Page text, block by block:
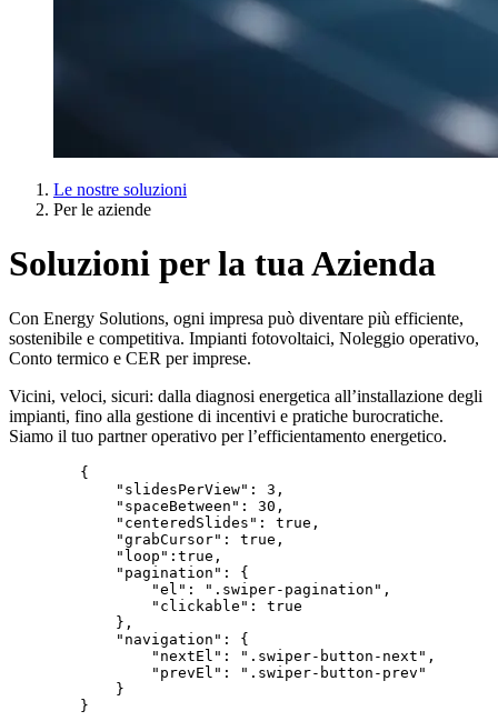
Le nostre soluzioni
Per le aziende
Soluzioni per la tua Azienda
Con Energy Solutions, ogni impresa può diventare più efficiente,
sostenibile e competitiva. Impianti fotovoltaici, Noleggio operativo,
Conto termico e CER per imprese.
Vicini, veloci, sicuri: dalla diagnosi energetica all’installazione degli
impianti, fino alla gestione di incentivi e pratiche burocratiche.
Siamo il tuo partner operativo per l’efficientamento energetico.
        {
            "slidesPerView": 3,
            "spaceBetween": 30,
            "centeredSlides": true,
            "grabCursor": true,
            "loop":true,
            "pagination": {
                "el": ".swiper-pagination",
                "clickable": true
            },
            "navigation": {
                "nextEl": ".swiper-button-next",
                "prevEl": ".swiper-button-prev"
            }
        }